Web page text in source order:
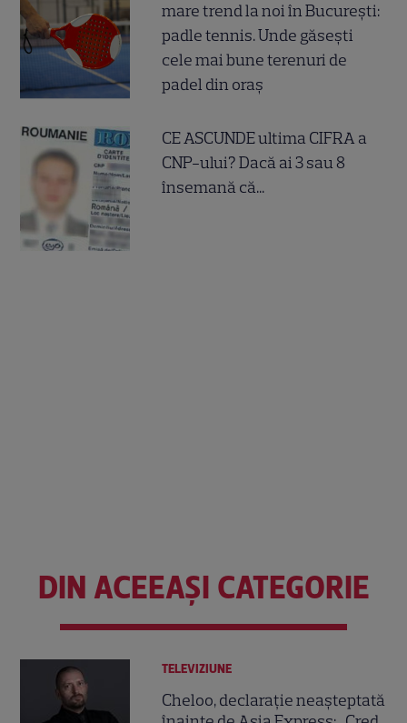
mare trend la noi în București:
padle tennis. Unde găsești
cele mai bune terenuri de
padel din oraș
CE ASCUNDE ultima CIFRA a
CNP-ului? Dacă ai 3 sau 8
însemană că...
DIN ACEEAȘI CATEGORIE
TELEVIZIUNE
Cheloo, declarație neașteptată